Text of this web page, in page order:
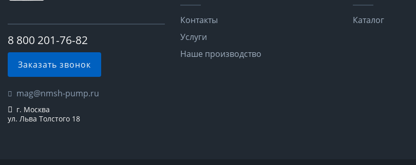
8 800 201-76-82
Заказать звонок
mag@nmsh-pump.ru
г. Москва
ул. Льва Толстого 18
Контакты
Услуги
Наше производство
Каталог